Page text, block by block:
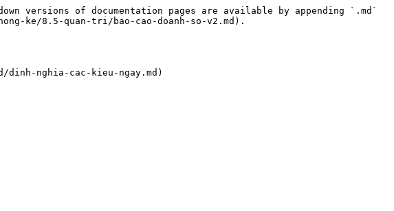
versions of documentation pages are available by appending `.md`
ke/8.5-quan-tri/bao-cao-doanh-so-v2.md).
nghia-cac-kieu-ngay.md)